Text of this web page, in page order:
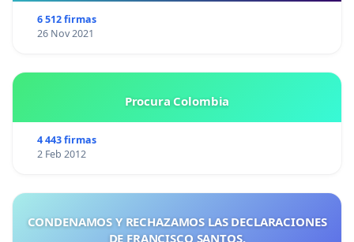
6 512 firmas
26 Nov 2021
Procura Colombia
4 443 firmas
2 Feb 2012
CONDENAMOS Y RECHAZAMOS LAS DECLARACIONES
DE FRANCISCO SANTOS.